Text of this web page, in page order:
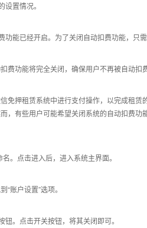
置情况。
能已经开启。为了关闭自动扣费功能，只
功能将完全关闭，确保用户不再被自动扣费
押租赁系统中进行支付操作，以完成租赁的
有些用户可能希望关闭系统的自动扣费
。点击进入后，进入系统主界面。
账户设置”选项。
。点击开关按钮，将其关闭即可。